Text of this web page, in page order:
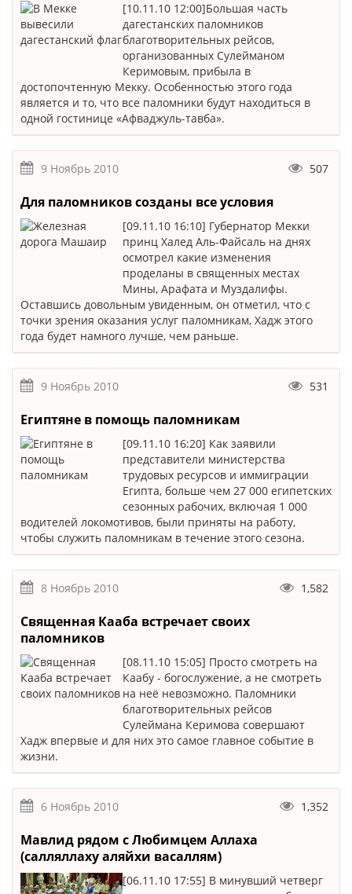
[10.11.10 12:00]Большая часть
дагестанских паломников
благотворительных рейсов,
организованных Сулейманом
Керимовым, прибыла в
достопочтенную Мекку. Особенностью этого года
является и то, что все паломники будут находиться в
одной гостинице «Афваджуль-тавба».
9 Ноябрь 2010 507
Для паломников созданы все условия
[09.11.10 16:10] Губернатор Мекки
принц Халед Аль-Файсаль на днях
осмотрел какие изменения
проделаны в священных местах
Мины, Арафата и Муздалифы.
Оставшись довольным увиденным, он отметил, что с
точки зрения оказания услуг паломникам, Хадж этого
года будет намного лучше, чем раньше.
9 Ноябрь 2010 531
Египтяне в помощь паломникам
[09.11.10 16:20] Как заявили
представители министерства
трудовых ресурсов и иммиграции
Египта, больше чем 27 000 египетских
сезонных рабочих, включая 1 000
водителей локомотивов, были приняты на работу,
чтобы служить паломникам в течение этого сезона.
8 Ноябрь 2010 1,582
Священная Кааба встречает своих
паломников
[08.11.10 15:05] Просто смотреть на
Каабу - богослужение, а не смотреть
на неё невозможно. Паломники
благотворительных рейсов
Сулеймана Керимова совершают
Хадж впервые и для них это самое главное событие в
жизни.
6 Ноябрь 2010 1,352
Мавлид рядом с Любимцем Аллаха
(салляллаху аляйхи васаллям)
[06.11.10 17:55] В минувший четверг